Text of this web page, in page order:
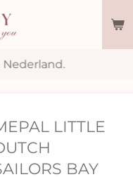
LITTLE
BAY